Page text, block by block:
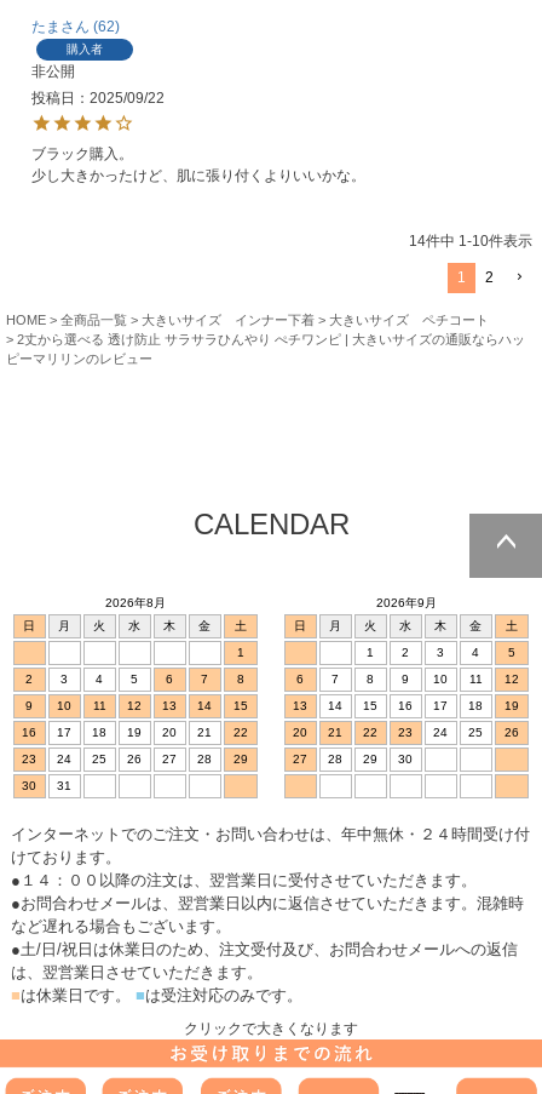
たま 62
購入者
非公開
投稿日
2025/09/22
ブラック購入。
少し大きかったけど、肌に張り付くよりいいかな。
14件中 1 -10件表示
1 2
HOME 全商品一覧 大きいサイズ インナー下着
大きいサイズ ペチコート
2丈から選べる 透け防止 サラサラひんやり ぺチワンピ | 大きいサイズの通販ならハッ
ピーマリリンのレビュー
ページトッ
CALENDAR
2026年8月
日
月 火 水 木 金
土
1
2
3 4 5 6 7
8
9
10 11 12 13 14
15
16
17 18 19 20 21
22
23
24 25 26 27 28
29
30
31
2026年9月
日
月 火 水 木 金
土
1
2 3 4
5
6
7 8 9 10 11
12
13
14 15 16 17 18
19
20
21 22 23 24 25
26
27
28 29 30
インターネットでのご注文・お問い合わせは、年中無休・２４時間受け付
けております。
●１４：００以降の注文は、翌営業日に受付させていただきます。
●お問合わせメールは、翌営業日以内に返信させていただきます。混雑時
など遅れる場合もございます。
●土/日/祝日は休業日のため、注文受付及び、お問合わせメールへの返信
は、翌営業日させていただきます。
■は休業日です。 ■は受注対応のみです。
クリックで大きくなります